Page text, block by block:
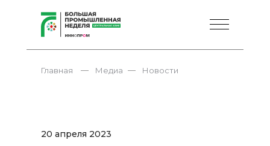
Главная Новости
— Медиа —
20 апреля 2023